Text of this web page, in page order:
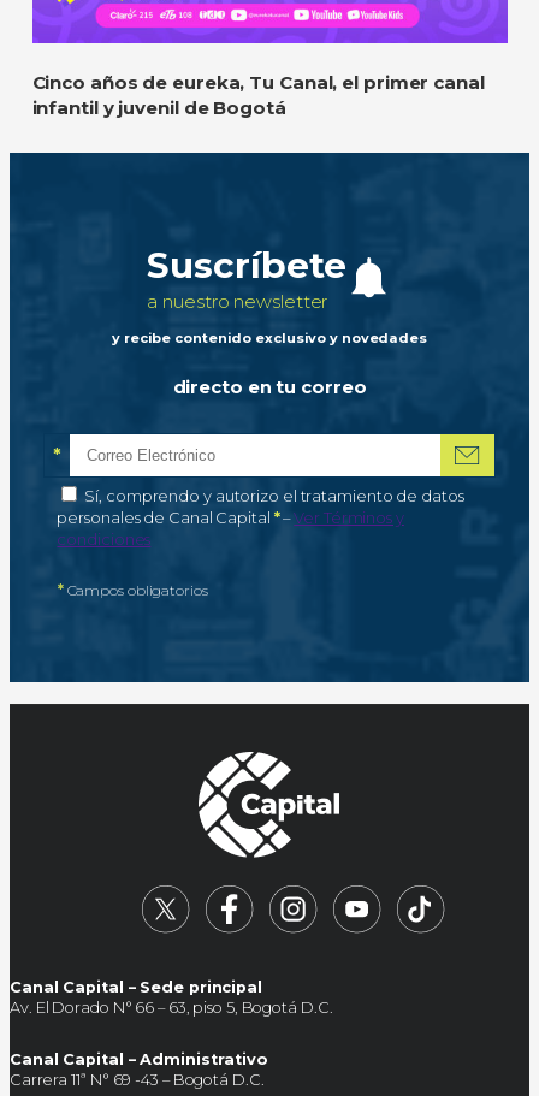
Cinco años de eureka, Tu Canal, el primer canal
infantil y juvenil de Bogotá
Suscríbete
a nuestro newsletter
y recibe contenido exclusivo y novedades
directo en tu correo
Correo electrónico
*Campo obligatorio
Autorización de tratamiento de datos personales
Sí, comprendo y autorizo el tratamiento de datos
personales de Canal Capital *–Campo obligatorio
Ver Términos y
condiciones
*Campos obligatorios
Canal Capital – Sede principal
Av. El Dorado N° 66 – 63, piso 5, Bogotá D.C.
Canal Capital – Administrativo
Carrera 11ª N° 69 -43 – Bogotá D.C.